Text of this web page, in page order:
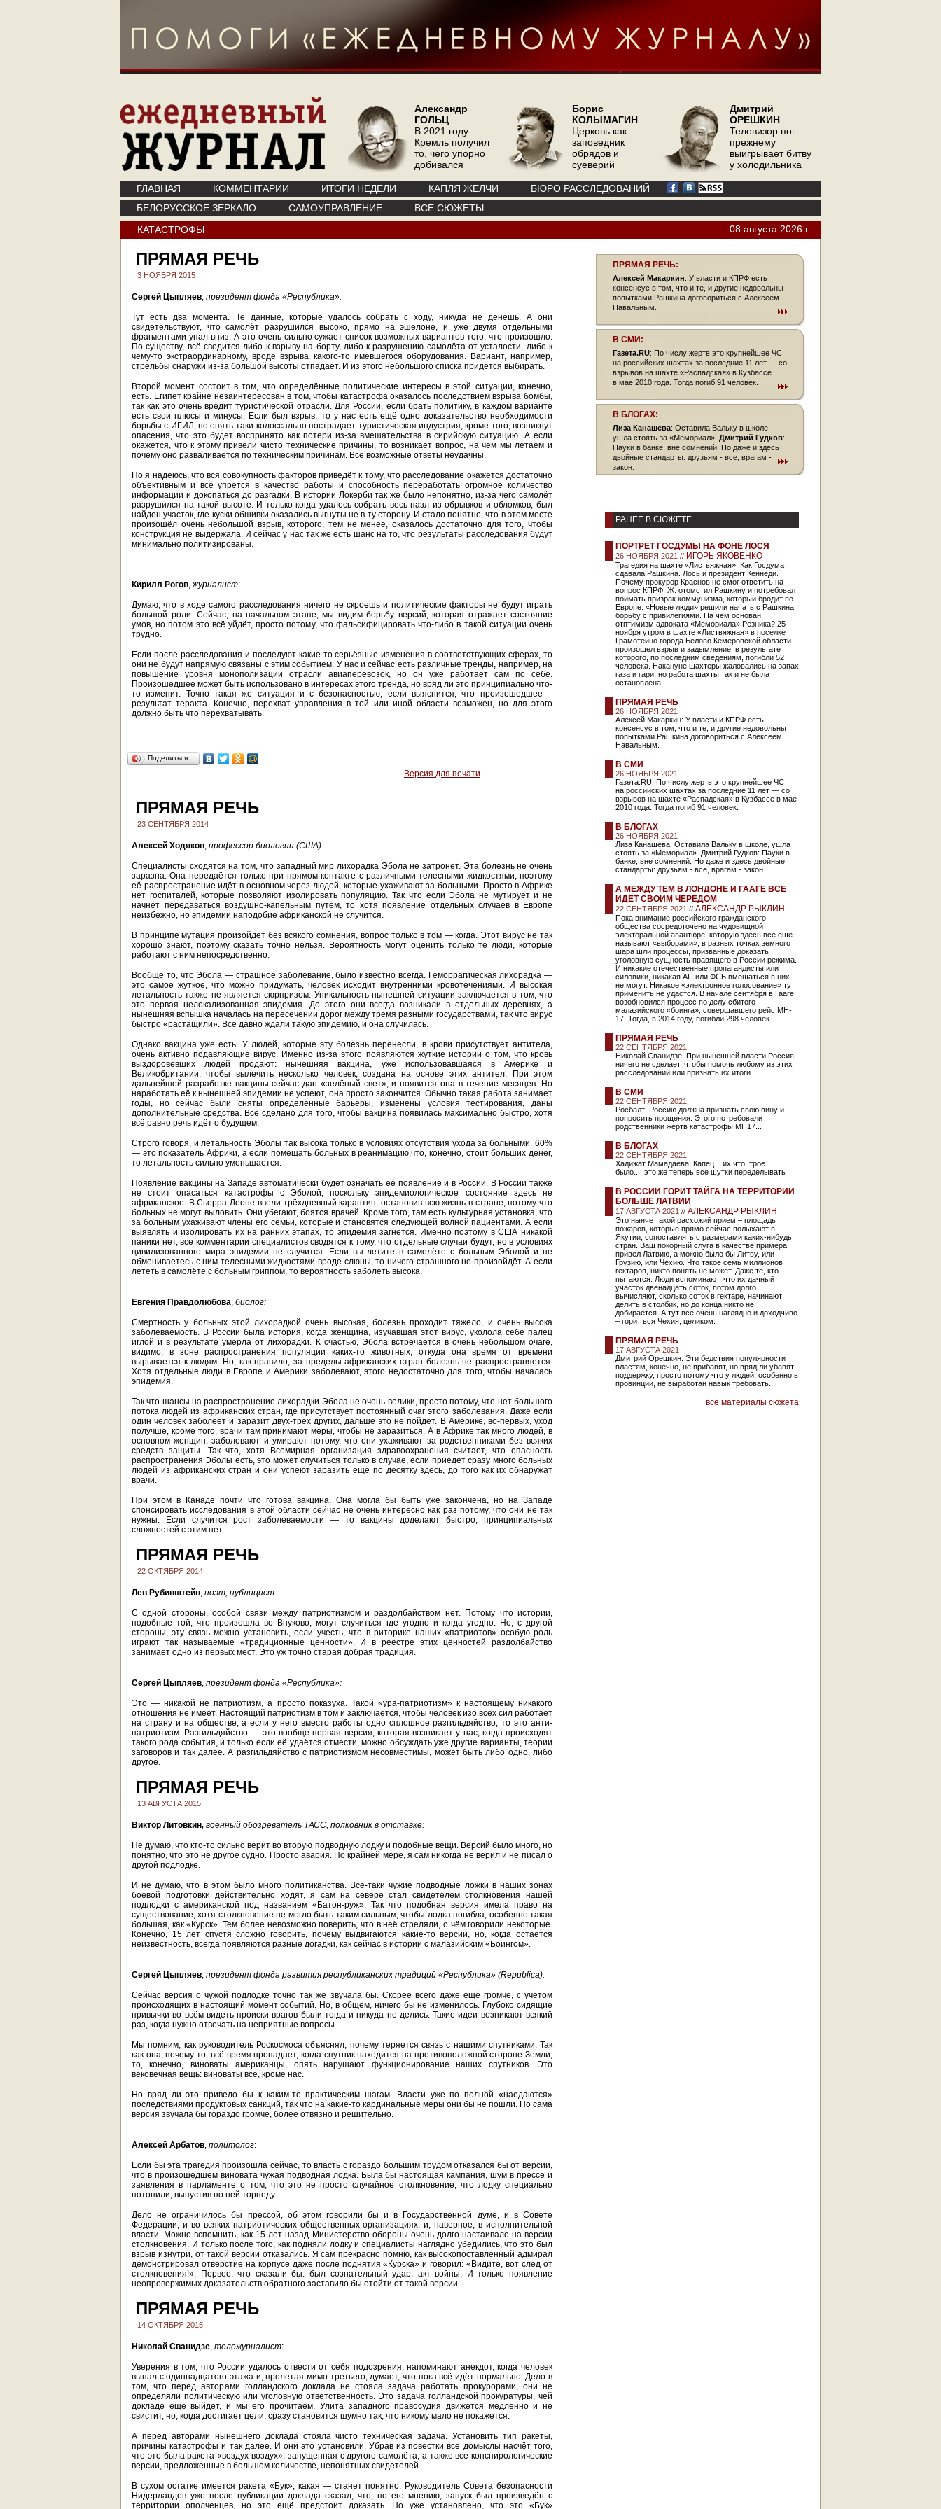
Александр
ГОЛЬЦ
В 2021 году
Кремль получил
то, чего упорно
добивался
Борис
КОЛЫМАГИН
Церковь как
заповедник
обрядов и
суеверий
Дмитрий
ОРЕШКИН
Телевизор по-
прежнему
выигрывает битву
у холодильника
ГЛАВНАЯ КОММЕНТАРИИ ИТОГИ НЕДЕЛИ КАПЛЯ ЖЕЛЧИ
БЮРО РАССЛЕДОВАНИЙ
БЕЛОРУССКОЕ ЗЕРКАЛО
САМОУПРАВЛЕНИЕ
ВСЕ СЮЖЕТЫ
КАТАСТРОФЫ
08 августа 2026 г.
ПРЯМАЯ РЕЧЬ
3 НОЯБРЯ 2015
Сергей Цыпляев, президент фонда «Республика»:
Тут есть два момента. Те данные, которые удалось собрать с ходу, никуда не денешь. А они
свидетельствуют, что самолёт разрушился высоко, прямо на эшелоне, и уже двумя отдельными
фрагментами упал вниз. А это очень сильно сужает список возможных вариантов того, что произошло.
По существу, всё сводится либо к взрыву на борту, либо к разрушению самолёта от усталости, либо к
чему-то экстраординарному, вроде взрыва какого-то имевшегося оборудования. Вариант, например,
стрельбы снаружи из-за большой высоты отпадает. И из этого небольшого списка придётся выбирать.
Второй момент состоит в том, что определённые политические интересы в этой ситуации, конечно,
есть. Египет крайне незаинтересован в том, чтобы катастрофа оказалось последствием взрыва бомбы,
так как это очень вредит туристической отрасли. Для России, если брать политику, в каждом варианте
есть свои плюсы и минусы. Если был взрыв, то у нас есть ещё одно доказательство необходимости
борьбы с ИГИЛ, но опять-таки колоссально пострадает туристическая индустрия, кроме того, возникнут
опасения, что это будет воспринято как потери из-за вмешательства в сирийскую ситуацию. А если
окажется, что к этому привели чисто технические причины, то возникает вопрос, на чём мы летаем и
почему оно разваливается по техническим причинам. Все возможные ответы неудачны.
Но я надеюсь, что вся совокупность факторов приведёт к тому, что расследование окажется достаточно
объективным и всё упрётся в качество работы и способность переработать огромное количество
информации и докопаться до разгадки. В истории Локерби так же было непонятно, из-за чего самолёт
разрушился на такой высоте. И только когда удалось собрать весь пазл из обрывков и обломков, был
найден участок, где куски обшивки оказались выгнуты не в ту сторону. И стало понятно, что в этом месте
произошёл очень небольшой взрыв, которого, тем не менее, оказалось достаточно для того, чтобы
конструкция не выдержала. И сейчас у нас так же есть шанс на то, что результаты расследования будут
минимально политизированы.
Кирилл Рогов,журналист:
Думаю, что в ходе самого расследования ничего не скроешь и политические факторы не будут играть
большой роли. Сейчас, на начальном этапе, мы видим борьбу версий, которая отражает состояние
умов, но потом это всё уйдёт, просто потому, что фальсифицировать что-либо в такой ситуации очень
трудно.
Если после расследования и последуют какие-то серьёзные изменения в соответствующих сферах, то
они не будут напрямую связаны с этим событием. У нас и сейчас есть различные тренды, например, на
повышение уровня монополизации отрасли авиаперевозок, но он уже работает сам по себе.
Произошедшее может быть использовано в интересах этого тренда, но вряд ли это принципиально что-
то изменит. Точно такая же ситуация и с безопасностью, если выяснится, что произошедшее –
результат теракта. Конечно, перехват управления в той или иной области возможен, но для этого
должно быть что перехватывать.
Поделиться…
Версия для печати
ПРЯМАЯ РЕЧЬ
23 СЕНТЯБРЯ 2014
Алексей Ходяков, профессор биологии (США):
Специалисты сходятся на том, что западный мир лихорадка Эбола не затронет. Эта болезнь не очень
заразна. Она передаётся только при прямом контакте с различными телесными жидкостями, поэтому
её распространение идёт в основном через людей, которые ухаживают за больными. Просто в Африке
нет госпиталей, которые позволяют изолировать популяцию. Так что если Эбола не мутирует и не
начнёт передаваться воздушно-капельным путём, то хотя появление отдельных случаев в Европе
неизбежно, но эпидемии наподобие африканской не случится.
В принципе мутация произойдёт без всякого сомнения, вопрос только в том — когда. Этот вирус не так
хорошо знают, поэтому сказать точно нельзя. Вероятность могут оценить только те люди, которые
работают с ним непосредственно.
Вообще то, что Эбола — страшное заболевание, было известно всегда. Геморрагическая лихорадка —
это самое жуткое, что можно придумать, человек исходит внутренними кровотечениями. И высокая
летальность также не является сюрпризом. Уникальность нынешней ситуации заключается в том, что
это первая нелокализованная эпидемия. До этого они всегда возникали в отдельных деревнях, а
нынешняя вспышка началась на пересечении дорог между тремя разными государствами, так что вирус
быстро «растащили». Все давно ждали такую эпидемию, и она случилась.
Однако вакцина уже есть. У людей, которые эту болезнь перенесли, в крови присутствует антитела,
очень активно подавляющие вирус. Именно из-за этого появляются жуткие истории о том, что кровь
выздоровевших людей продают: нынешняя вакцина, уже использовавшаяся в Америке и
Великобритании, чтобы вылечить несколько человек, создана на основе этих антител. При этом
дальнейшей разработке вакцины сейчас дан «зелёный свет», и появится она в течение месяцев. Но
наработать её к нынешней эпидемии не успеют, она просто закончится. Обычно такая работа занимает
годы, но сейчас были сняты определённые барьеры, изменены условия тестирования, даны
дополнительные средства. Всё сделано для того, чтобы вакцина появилась максимально быстро, хотя
всё равно речь идёт о будущем.
Строго говоря, и летальность Эболы так высока только в условиях отсутствия ухода за больными. 60%
— это показатель Африки, а если помещать больных в реанимацию,что, конечно, стоит больших денег,
то летальность сильно уменьшается.
Появление вакцины на Западе автоматически будет означать её появление и в России. В России также
не стоит опасаться катастрофы с Эболой, поскольку эпидемиологическое состояние здесь не
африканское. В Сьерра-Леоне ввели трёхдневный карантин, остановив всю жизнь в стране, потому что
больных не могут выловить. Они убегают, боятся врачей. Кроме того, там есть культурная установка, что
за больным ухаживают члены его семьи, которые и становятся следующей волной пациентами. А если
выявлять и изолировать их на ранних этапах, то эпидемия загнётся. Именно поэтому в США никакой
паники нет, все комментарии специалистов сводятся к тому, что отдельные случаи будут, но в условиях
цивилизованного мира эпидемии не случится. Если вы летите в самолёте с больным Эболой и не
обмениваетесь с ним телесными жидкостями вроде слюны, то ничего страшного не произойдёт. А если
лететь в самолёте с больным гриппом, то вероятность заболеть высока.
Евгения Правдолюбова, биолог:
Смертность у больных этой лихорадкой очень высокая, болезнь проходит тяжело, и очень высока
заболеваемость. В России была история, когда женщина, изучавшая этот вирус, уколола себе палец
иглой и в результате умерла от лихорадки. К счастью, Эбола встречается в очень небольшом очаге,
видимо, в зоне распространения популяции каких-то животных, откуда она время от времени
вырывается к людям. Но, как правило, за пределы африканских стран болезнь не распространяется.
Хотя отдельные люди в Европе и Америки заболевают, этого недостаточно для того, чтобы началась
эпидемия.
Так что шансы на распространение лихорадки Эбола не очень велики, просто потому, что нет большого
потока людей из африканских стран, где присутствует постоянный очаг этого заболевания. Даже если
один человек заболеет и заразит двух-трёх других, дальше это не пойдёт. В Америке, во-первых, уход
получше, кроме того, врачи там принимают меры, чтобы не заразиться. А в Африке так много людей, в
основном женщин, заболевают и умирают потому, что они ухаживают за родственниками без всяких
средств защиты. Так что, хотя Всемирная организация здравоохранения считает, что опасность
распространения Эболы есть, это может случиться только в случае, если приедет сразу много больных
людей из африканских стран и они успеют заразить ещё по десятку здесь, до того как их обнаружат
врачи.
При этом в Канаде почти что готова вакцина. Она могла бы быть уже закончена, но на Западе
спонсировать исследования в этой области сейчас не очень интересно как раз потому, что они не так
нужны. Если случится рост заболеваемости — то вакцины доделают быстро, принципиальных
сложностей с этим нет.
ПРЯМАЯ РЕЧЬ
22 ОКТЯБРЯ 2014
Лев Рубинштейн, поэт, публицист:
С одной стороны, особой связи между патриотизмом и раздолбайством нет. Потому что истории,
подобные той, что произошла во Внуково, могут случиться где угодно и когда угодно. Но, с другой
стороны, эту связь можно установить, если учесть, что в риторике наших «патриотов» особую роль
играют так называемые «традиционные ценности». И в реестре этих ценностей раздолбайство
занимает одно из первых мест. Это уж точно старая добрая традиция.
Сергей Цыпляев, президент фонда «Республика»:
Это — никакой не патриотизм, а просто показуха. Такой «ура-патриотизм» к настоящему никакого
отношения не имеет. Настоящий патриотизм в том и заключается, чтобы человек изо всех сил работает
на страну и на обществе, а если у него вместо работы одно сплошное разгильдяйство, то это анти-
патриотизм. Разгильдяйство — это вообще первая версия, которая возникает у нас, когда происходят
такого рода события, и только если её удаётся отмести, можно обсуждать уже другие варианты, теории
заговоров и так далее. А разгильдяйство с патриотизмом несовместимы, может быть либо одно, либо
другое.
ПРЯМАЯ РЕЧЬ
13 АВГУСТА 2015
Виктор Литовкин, военный обозреватель ТАСС, полковник в отставке:
Не думаю, что кто-то сильно верит во вторую подводную лодку и подобные вещи. Версий было много, но
понятно, что это не другое судно. Просто авария. По крайней мере, я сам никогда не верил и не писал о
другой подлодке.
И не думаю, что в этом было много политиканства. Всё-таки чужие подводные ложки в наших зонах
боевой подготовки действительно ходят, я сам на севере стал свидетелем столкновения нашей
подлодки с американской под названием «Батон-руж». Так что подобная версия имела право на
существование, хотя столкновение не могло быть таким сильным, чтобы лодка погибла, особенно такая
большая, как «Курск». Тем более невозможно поверить, что в неё стреляли, о чём говорили некоторые.
Конечно, 15 лет спустя сложно говорить, почему выдвигаются какие-то версии, но, когда остается
неизвестность, всегда появляются разные догадки, как сейчас в истории с малазийским «Боингом».
Сергей Цыпляев, президент фонда развития республиканских традиций «Республика» (Republica):
Сейчас версия о чужой подлодке точно так же звучала бы. Скорее всего даже ещё громче, с учётом
происходящих в настоящий момент событий. Но, в общем, ничего бы не изменилось. Глубоко сидящие
привычки во всём видеть происки врагов были тогда и никуда не делись. Такие идеи возникают всякий
раз, когда нужно отвечать на неприятные вопросы.
Мы помним, как руководитель Роскосмоса объяснял, почему теряется связь с нашими спутниками. Так
как она, почему-то, всё время пропадает, когда спутник находится на противоположной стороне Земли,
то, конечно, виноваты американцы, опять нарушают функционирование наших спутников. Это
вековечная вещь: виноваты все, кроме нас.
Но вряд ли это привело бы к каким-то практическим шагам. Власти уже по полной «наедаются»
последствиями продуктовых санкций, так что на какие-то кардинальные меры они бы не пошли. Но сама
версия звучала бы гораздо громче, более отвязно и решительно.
Алексей Арбатов, политолог:
Если бы эта трагедия произошла сейчас, то власть с гораздо большим трудом отказался бы от версии,
что в произошедшем виновата чужая подводная лодка. Была бы настоящая кампания, шум в прессе и
заявления в парламенте о том, что это не просто случайное столкновение, что лодку специально
потопили, выпустив по ней торпеду.
Дело не ограничилось бы прессой, об этом говорили бы и в Государственной думе, и в Совете
Федерации, и во всяких патриотических общественных организациях, и, наверное, в исполнительной
власти. Можно вспомнить, как 15 лет назад Министерство обороны очень долго настаивало на версии
столкновения. И только после того, как подняли лодку и специалисты наглядно убедились, что это был
взрыв изнутри, от такой версии отказались. Я сам прекрасно помню, как высокопоставленный адмирал
демонстрировал отверстие на корпусе даже после поднятия «Курска» и говорил: «Видите, вот след от
столкновения!». Первое, что сказали бы: был сознательный удар, акт войны. И только появление
неопровержимых доказательств обратного заставило бы отойти от такой версии.
ПРЯМАЯ РЕЧЬ
14 ОКТЯБРЯ 2015
Николай Сванидзе, тележурналист:
Уверения в том, что России удалось отвести от себя подозрения, напоминают анекдот, когда человек
выпал с одиннадцатого этажа и, пролетая мимо третьего, думает, что пока всё идёт нормально. Дело в
том, что перед авторами голландского доклада не стояла задача работать прокурорами, они не
определяли политическую или уголовную ответственность. Это задача голландской прокуратуры, чей
докладе ещё выйдет, и мы его прочитаем. Улита западного правосудия движется медленно и не
свистит, но, когда достигает цели, сразу становится шумно так, что никому мало не покажется.
А перед авторами нынешнего доклада стояла чисто техническая задача. Установить тип ракеты,
причины катастрофы и так далее. И они это установили. Убрав из повестки все домыслы насчёт того,
что это была ракета «воздух-воздух», запущенная с другого самолёта, а также все конспирологические
версии, предложенные в большом количестве, непонятных свидетелей.
В сухом остатке имеется ракета «Бук», какая — станет понятно. Руководитель Совета безопасности
Нидерландов уже после публикации доклада сказал, что, по его мнению, запуск был произведён с
территории ополченцев, но это ещё предстоит доказать. Но уже установлено, что это «Бук»
ПРЯМАЯ РЕЧЬ:
Алексей Макаркин: У власти и КПРФ есть
консенсус в том, что и те, и другие недовольны
попытками Рашкина договориться с Алексеем
Навальным.
В СМИ:
Газета.RU: По числу жертв это крупнейшее ЧС
на российских шахтах за последние 11 лет — со
взрывов на шахте «Распадская» в Кузбассе
в мае 2010 года. Тогда погиб 91 человек.
В БЛОГАХ:
Лиза Канашева: Оставила Вальку в школе,
ушла стоять за «Мемориал». Дмитрий Гудков:
Пауки в банке, вне сомнений. Но даже и здесь
двойные стандарты: друзьям - все, врагам -
закон.
РАНЕЕ В СЮЖЕТЕ
ПОРТРЕТ ГОСДУМЫ НА ФОНЕ ЛОСЯ
26 НОЯБРЯ 2021 // ИГОРЬ ЯКОВЕНКО
Трагедия на шахте «Листвяжная». Как Госдума
сдавала Рашкина. Лось и президент Кеннеди.
Почему прокурор Краснов не смог ответить на
вопрос КПРФ. Ж. отомстил Рашкину и потребовал
поймать призрак коммунизма, который бродит по
Европе. «Новые люди» решили начать с Рашкина
борьбу с привилегиями. На чем основан
отптимизм адвоката «Мемориала» Резника? 25
ноября утром в шахте «Листвяжная» в поселке
Грамотеино города Белово Кемеровской области
произошел взрыв и задымление, в результате
которого, по последним сведениям, погибли 52
человека. Накануне шахтеры жаловались на запах
газа и гари, но работа шахты так и не была
остановлена...
ПРЯМАЯ РЕЧЬ
26 НОЯБРЯ 2021
Алексей Макаркин: У власти и КПРФ есть
консенсус в том, что и те, и другие недовольны
попытками Рашкина договориться с Алексеем
Навальным.
В СМИ
26 НОЯБРЯ 2021
Газета.RU: По числу жертв это крупнейшее ЧС
на российских шахтах за последние 11 лет — со
взрывов на шахте «Распадская» в Кузбассе в мае
2010 года. Тогда погиб 91 человек.
В БЛОГАХ
26 НОЯБРЯ 2021
Лиза Канашева: Оставила Вальку в школе, ушла
стоять за «Мемориал». Дмитрий Гудков: Пауки в
банке, вне сомнений. Но даже и здесь двойные
стандарты: друзьям - все, врагам - закон.
А МЕЖДУ ТЕМ В ЛОНДОНЕ И ГААГЕ ВСЕ
ИДЕТ СВОИМ ЧЕРЕДОМ
22 СЕНТЯБРЯ 2021 // АЛЕКСАНДР РЫКЛИН
Пока внимание российского гражданского
общества сосредоточено на чудовищной
электоральной авантюре, которую здесь все еще
называют «выборами», в разных точках земного
шара шли процессы, призванные доказать
уголовную сущность правящего в России режима.
И никакие отечественные пропагандисты или
силовики, никакая АП или ФСБ вмешаться в них
не могут. Никакое «электронное голосование» тут
применить не удастся. В начале сентября в Гааге
возобновился процесс по делу сбитого
малазийского «боинга», совершавшего рейс MH-
17. Тогда, в 2014 году, погибли 298 человек.
ПРЯМАЯ РЕЧЬ
22 СЕНТЯБРЯ 2021
Николай Сванидзе: При нынешней власти Россия
ничего не сделает, чтобы помочь любому из этих
расследований или признать их итоги.
В СМИ
22 СЕНТЯБРЯ 2021
Росбалт: Россию должна признать свою вину и
попросить прощения. Этого потребовали
родственники жертв катастрофы МН17...
В БЛОГАХ
22 СЕНТЯБРЯ 2021
Хадижат Мамадаева: Капец....их что, трое
было.....это же теперь все шутки переделывать
В РОССИИ ГОРИТ ТАЙГА НА ТЕРРИТОРИИ
БОЛЬШЕ ЛАТВИИ
17 АВГУСТА 2021 // АЛЕКСАНДР РЫКЛИН
Это нынче такой расхожий прием – площадь
пожаров, которые прямо сейчас полыхают в
Якутии, сопоставлять с размерами каких-нибудь
стран. Ваш покорный слуга в качестве примера
привел Латвию, а можно было бы Литву, или
Грузию, или Чехию. Что такое семь миллионов
гектаров, никто понять не может. Даже те, кто
пытаются. Люди вспоминают, что их дачный
участок двенадцать соток, потом долго
вычисляют, сколько соток в гектаре, начинают
делить в столбик, но до конца никто не
добирается. А тут все очень наглядно и доходчиво
– горит вся Чехия, целиком.
ПРЯМАЯ РЕЧЬ
17 АВГУСТА 2021
Дмитрий Орешкин: Эти бедствия популярности
властям, конечно, не прибавят, но вряд ли убавят
поддержку, просто потому что у людей, особенно в
провинции, не выработан навык требовать...
все материалы сюжета